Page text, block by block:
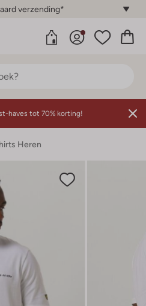
verzending*
haves tot 70% korting!
Heren